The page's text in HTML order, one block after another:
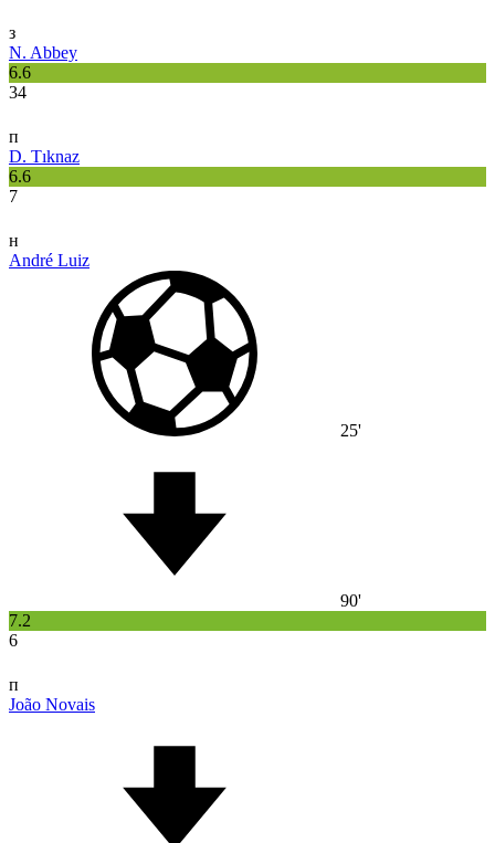
з
N. Abbey
6.6
34
п
D. Tıknaz
6.6
7
н
André Luiz
25'
90'
7.2
6
п
João Novais